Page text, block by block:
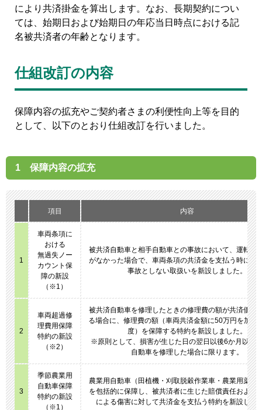
により共済掛金を算出します。なお、長期契約につい
ては、始期日および始期日の年応当日時点における記
名被共済者の年齢となります。
仕組改訂の内容
保障内容の拡充やご契約者さまの利便性向上等を目的
として、以下のとおり仕組改訂を行いました。
1 保障内容の拡充
項目 内容
1
車両条項に
おける
無過失ノー
カウント保
障の新設
（※1）
被共済自動車と相手自動車との事故において、運転者
がなかった場合で、車両条項の共済金を支払う時に等
事故としない取扱いを新設しました。
2
車両超過修
理費用保障
特約の新設
（※2）
被共済自動車を修理したときの修理費の額が共済価額
る場合に、修理費の額（車両共済金額に50万円を加え
度）を保障する特約を新設しました。
※原則として、損害が生じた日の翌日以後6か月以内
自動車を修理した場合に限ります。
3
季節農業用
自動車保障
特約の新設
（※1）
農業用自動車（田植機・刈取脱穀作業車・農業用薬剤
を包括的に保障し、被共済者に生じた賠償責任および
による傷害に対して共済金を支払う特約を新設しま